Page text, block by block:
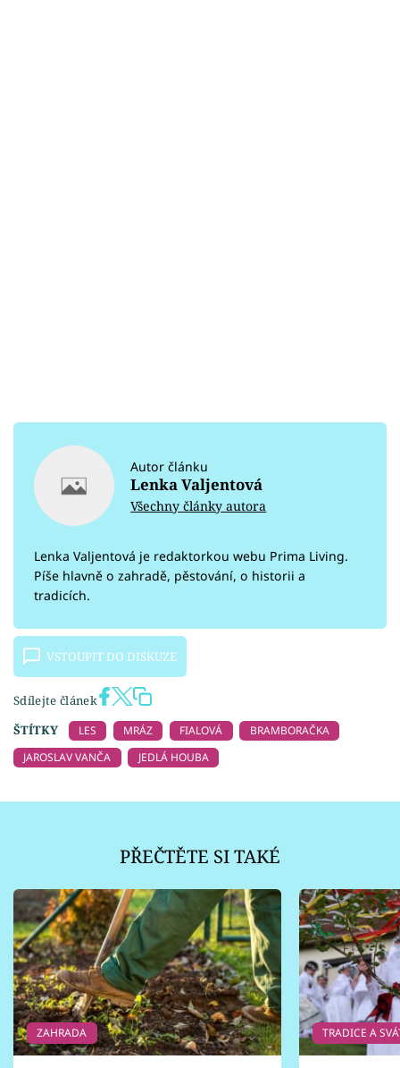
Autor článku
Lenka Valjentová
Všechny články autora
Lenka Valjentová je redaktorkou webu Prima Living.
Píše hlavně o zahradě, pěstování, o historii a
tradicích.
VSTOUPIT DO DISKUZE
Sdílejte článek
ŠTÍTKY
LES MRÁZ FIALOVÁ
BRAMBORAČKA
JAROSLAV VANČA
JEDLÁ HOUBA
PŘEČTĚTE SI TAKÉ
ZAHRADA TRADICE A